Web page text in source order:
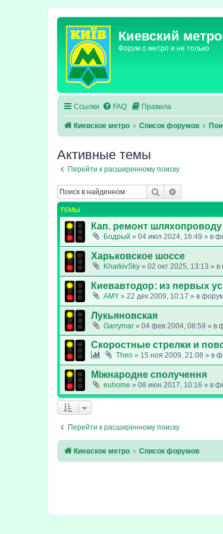
Киевский
Форум о метро и не только
Ссылки FAQ Правила
Киевское метро Список форумов
Активные темы
Перейти к расширенному поиску
Поиск
ТЕМЫ
Кап. ремонт шляхопроводу
Бодрый » 04 июл 2024, 16:49 » в
Харьковское шоссе
KharkivSky » 02 окт 2025, 13:13 » в
Киевавтодор: из первых
AMY » 22 дек 2009, 10:17 » в
Лукьяновская
Garrymar » 04 фев 2004, 08:59 » в
Скоростные стрелки и
Theo » 15 ноя 2009, 21:08 » в
Міжнародне сполучення
euhome » 08 июн 2017, 10:16 » в
Перейти к расширенному поиску
Киевское метро Список форумов